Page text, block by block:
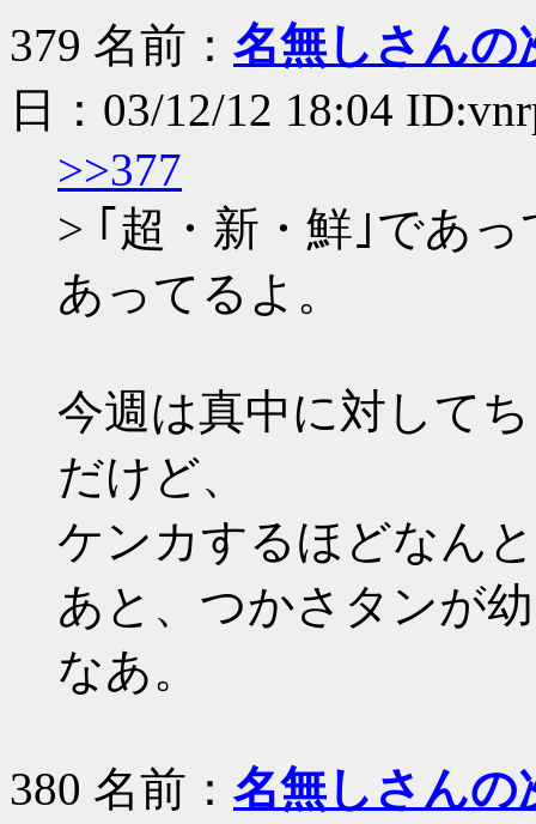
379 名前： 名無しさんの
日：03/12/12 18:04
>>377
> ｢超・新・鮮｣であっ
あってるよ。
今週は真中に対して
だけど、
ケンカするほどなん
あと、つかさタンが
なあ。
380 名前： 名無しさんの